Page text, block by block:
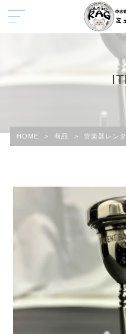
HOME > 商品 > 管楽器レン